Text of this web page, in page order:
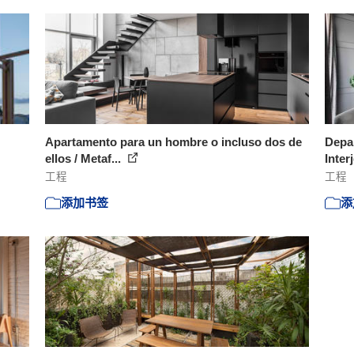
Apartamento para un hombre o incluso dos de
ellos / Metaf...
工程
添加书签
工程